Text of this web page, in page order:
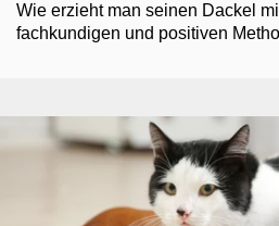
Wie erzieht man seinen Dackel
fachkundigen und positiven